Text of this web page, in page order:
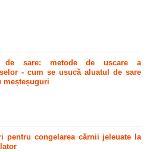
de sare: metode de uscare a
- cum se usucă aluatul de sare
meșteșuguri
pentru congelarea cărnii jeleuate la